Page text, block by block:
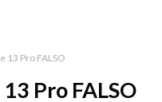
13 Pro FALSO
Pro FALSO